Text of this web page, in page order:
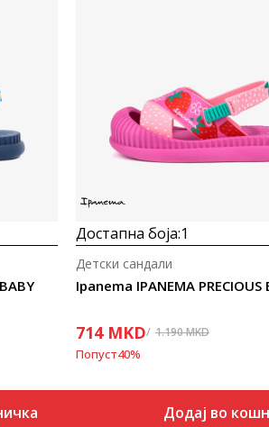
Достапна боја:1
Ipanema IPANEMA PRECIOUS
Детски сандали
714 MKD 1.190MKD
Попуст40%
Додај во